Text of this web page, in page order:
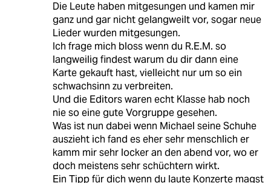
Die Leute haben mitgesungen und kamen mir
ganz und gar nicht gelangweilt vor, sogar neue
Lieder wurden mitgesungen.
Ich frage mich bloss wenn du R.E.M. so
langweilig findest warum du dir dann eine
Karte gekauft hast, vielleicht nur um so ein
schwachsinn zu verbreiten.
Und die Editors waren echt Klasse hab noch
nie so eine gute Vorgruppe gesehen.
Was ist nun dabei wenn Michael seine Schuhe
auszieht ich fand es eher sehr menschlich er
kamm mir sehr locker an den abend vor, wo er
doch meistens sehr schüchtern wirkt.
Ein Tipp für dich wenn du laute Konzerte magst